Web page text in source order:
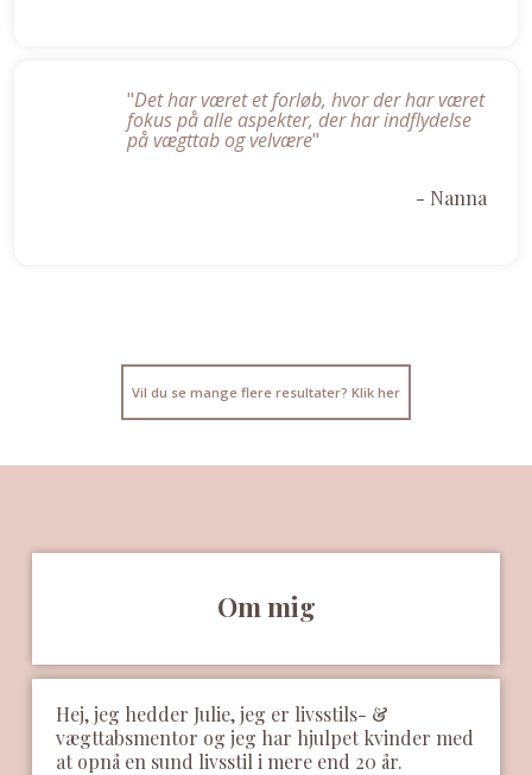
"Det har været et forløb, hvor der har været
fokus på alle aspekter, der har indflydelse
på vægttab og velvære"​
- Nanna
Vil du se mange flere resultater? Klik her
Om mig
​Hej, jeg hedder Julie, jeg er livsstils- &
vægttabsmentor og jeg har hjulpet kvinder med
at opnå en sund livsstil i mere end 20 år.